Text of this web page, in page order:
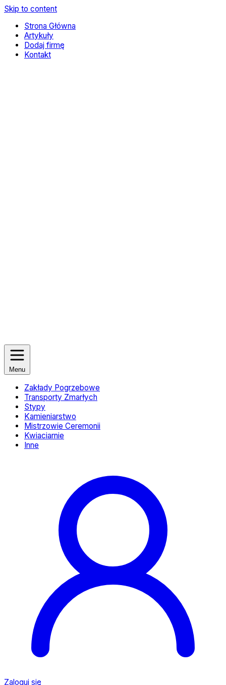
Skip to content
Strona Główna
Artykuły
Dodaj firmę
Kontakt
Menu
Zakłady Pogrzebowe
Transporty Zmarłych
Stypy
Kamieniarstwo
Mistrzowie Ceremonii
Kwiaciarnie
Inne
Zaloguj się